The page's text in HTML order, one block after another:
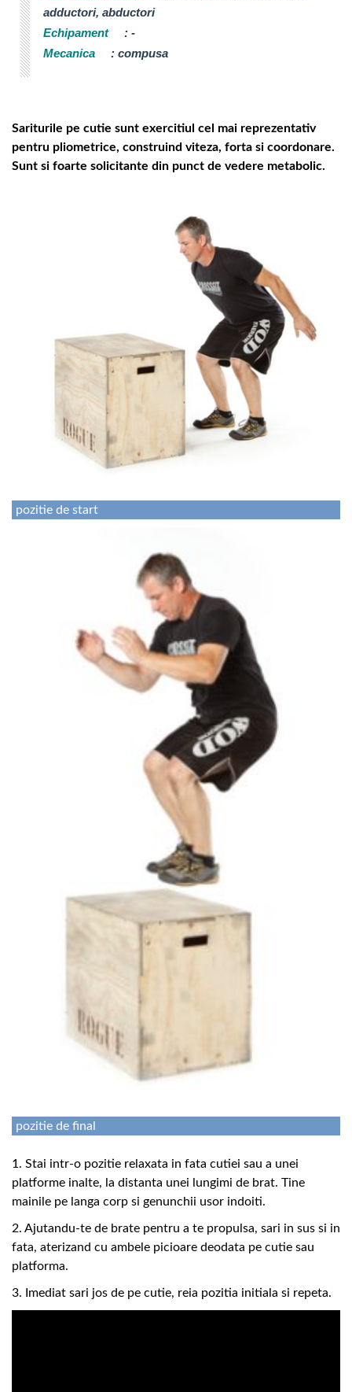
adductori, abductori
Echipament
: -
Mecanica
: compusa
Sariturile pe cutie sunt exercitiul cel mai reprezentativ
pentru pliometrice, construind viteza, forta si coordonare.
Sunt si foarte solicitante din punct de vedere metabolic.
pozitie de start
pozitie de final
1. Stai intr-o pozitie relaxata in fata cutiei sau a unei
platforme inalte, la distanta unei lungimi de brat. Tine
mainile pe langa corp si genunchii usor indoiti.
2. Ajutandu-te de brate pentru a te propulsa, sari in sus si in
fata, aterizand cu ambele picioare deodata pe cutie sau
platforma.
3. Imediat sari jos de pe cutie, reia pozitia initiala si repeta.